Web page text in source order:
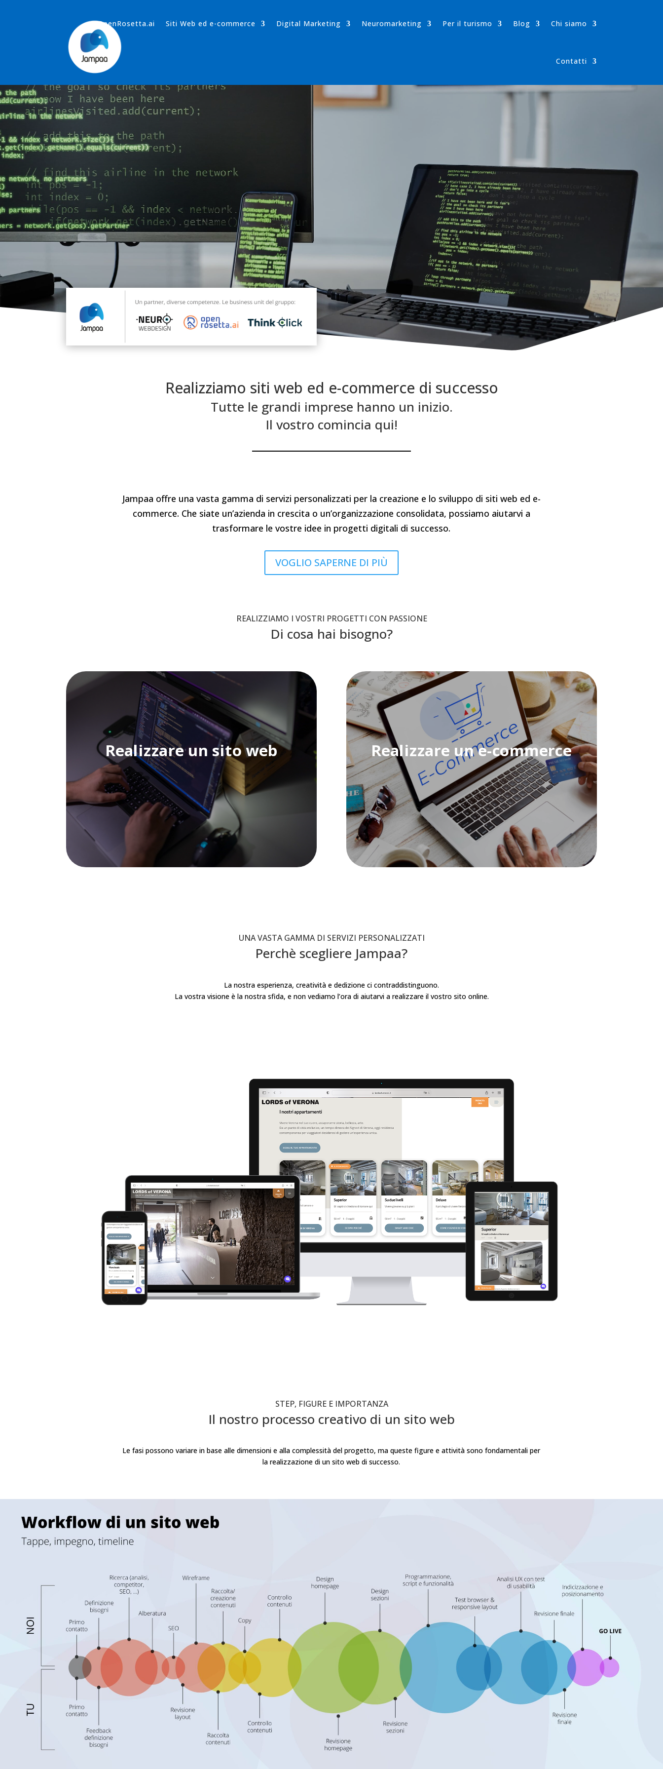
OpenRosetta.ai Siti Web ed e-commerce Digital Marketing Neuromarketing Per il turismo Blog Chi siamo
Contatti
Realizziamo siti web ed e-commerce di successo
Tutte le grandi imprese hanno un inizio.
Il vostro comincia qui!
Jampaa offre una vasta gamma di servizi personalizzati per la creazione e lo sviluppo di siti web ed e-
commerce. Che siate un’azienda in crescita o un’organizzazione consolidata, possiamo aiutarvi a
trasformare le vostre idee in progetti digitali di successo.
VOGLIO SAPERNE DI PIÙ
REALIZZIAMO I VOSTRI PROGETTI CON PASSIONE
Di cosa hai bisogno?
Realizzare un sito web Realizzare un e-commerce
UNA VASTA GAMMA DI SERVIZI PERSONALIZZATI
Perchè scegliere Jampaa?
La nostra esperienza, creatività e dedizione ci contraddistinguono.
La vostra visione è la nostra sfida, e non vediamo l’ora di aiutarvi a realizzare il vostro sito online.
STEP, FIGURE E IMPORTANZA
Il nostro processo creativo di un sito web
Le fasi possono variare in base alle dimensioni e alla complessità del progetto, ma queste figure e attività sono fondamentali per
la realizzazione di un sito web di successo.